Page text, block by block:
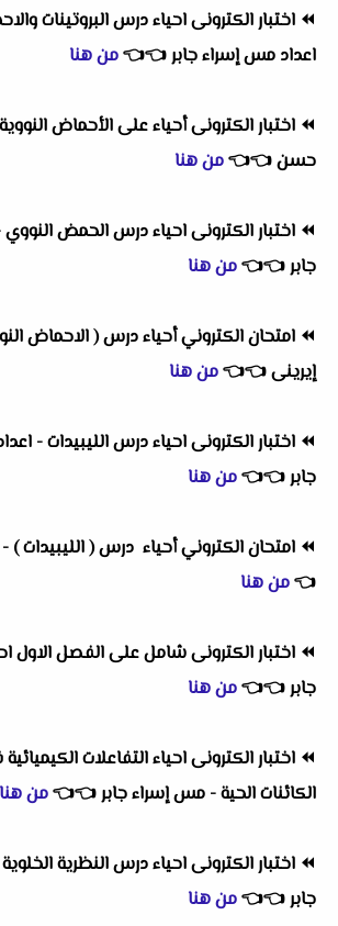
⏪ اختبار الكترونى احياء درس البروتينات
اعداد مس إسراء جابر👈
👈من هنا
⏪ اختبار الكترونى أحياء على الأحماض
حسن👈
👈من هنا
⏪ اختبار الكترونى احياء درس الحمض
جابر👈
👈من هنا
⏪ امتحان الكتروني أحياء درس ( الاحماض
إيرينى👈
👈من هنا
⏪ اختبار الكترونى احياء درس الليبيدات -
جابر👈
👈من هنا
⏪ امتحان الكتروني أحياء درس ( الليبيدات
👈من هنا
⏪ اختبار الكترونى شامل على الفصل الاول
جابر👈
👈من هنا
⏪ اختبار الكترونى احياء التفاعلات
الكائنات الحية - مس إسراء جابر👈
👈من هنا
⏪ اختبار الكترونى احياء درس النظرية
جابر👈
👈من هنا